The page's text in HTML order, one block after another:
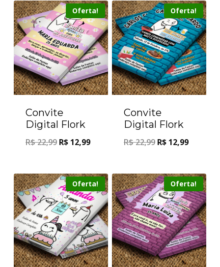
Oferta!
Convite
Digital Flork
R$22,99 R$ 12,99
Oferta!
Convite
Digital Flork
R$22,99 R$ 12,99
Oferta! Oferta!